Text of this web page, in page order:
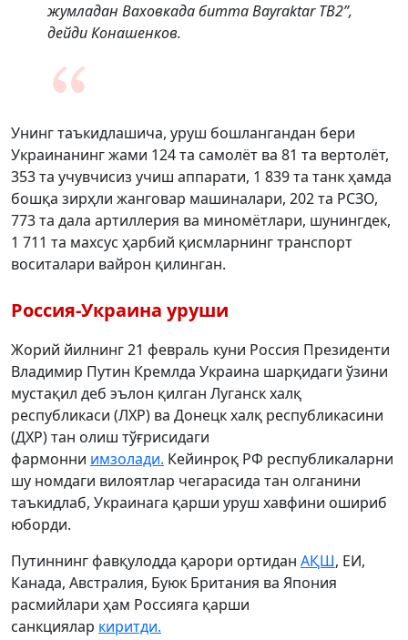
жумладан Ваховкада битта Bayraktar TB2”,
дейди Конашенков.
Унинг таъкидлашича, уруш бошлангандан бери
Украинанинг жами 124 та самолёт ва 81 та вертолёт,
353 та учувчисиз учиш аппарати, 1 839 та танк ҳамда
бошқа зирҳли жанговар машиналари, 202 та РСЗО,
773 та дала артиллерия ва миномётлари, шунингдек,
1 711 та махсус ҳарбий қисмларнинг транспорт
воситалари вайрон қилинган.
Россия-Украина уруши
Жорий йилнинг 21 февраль куни Россия Президенти
Владимир Путин Кремлда Украина шарқидаги ўзини
мустақил деб эълон қилган Луганск халқ
республикаси (ЛХР) ва Донецк халқ республикасини
(ДХР) тан олиш тўғрисидаги
фармонни имзолади. Кейинроқ РФ республикаларни
шу номдаги вилоятлар чегарасида тан олганини
таъкидлаб, Украинага қарши уруш хавфини ошириб
юборди.
Путиннинг фавқулодда қарори ортидан АҚШ, ЕИ,
Канада, Австралия, Буюк Британия ва Япония
расмийлари ҳам Россияга қарши
санкциялар киритди.